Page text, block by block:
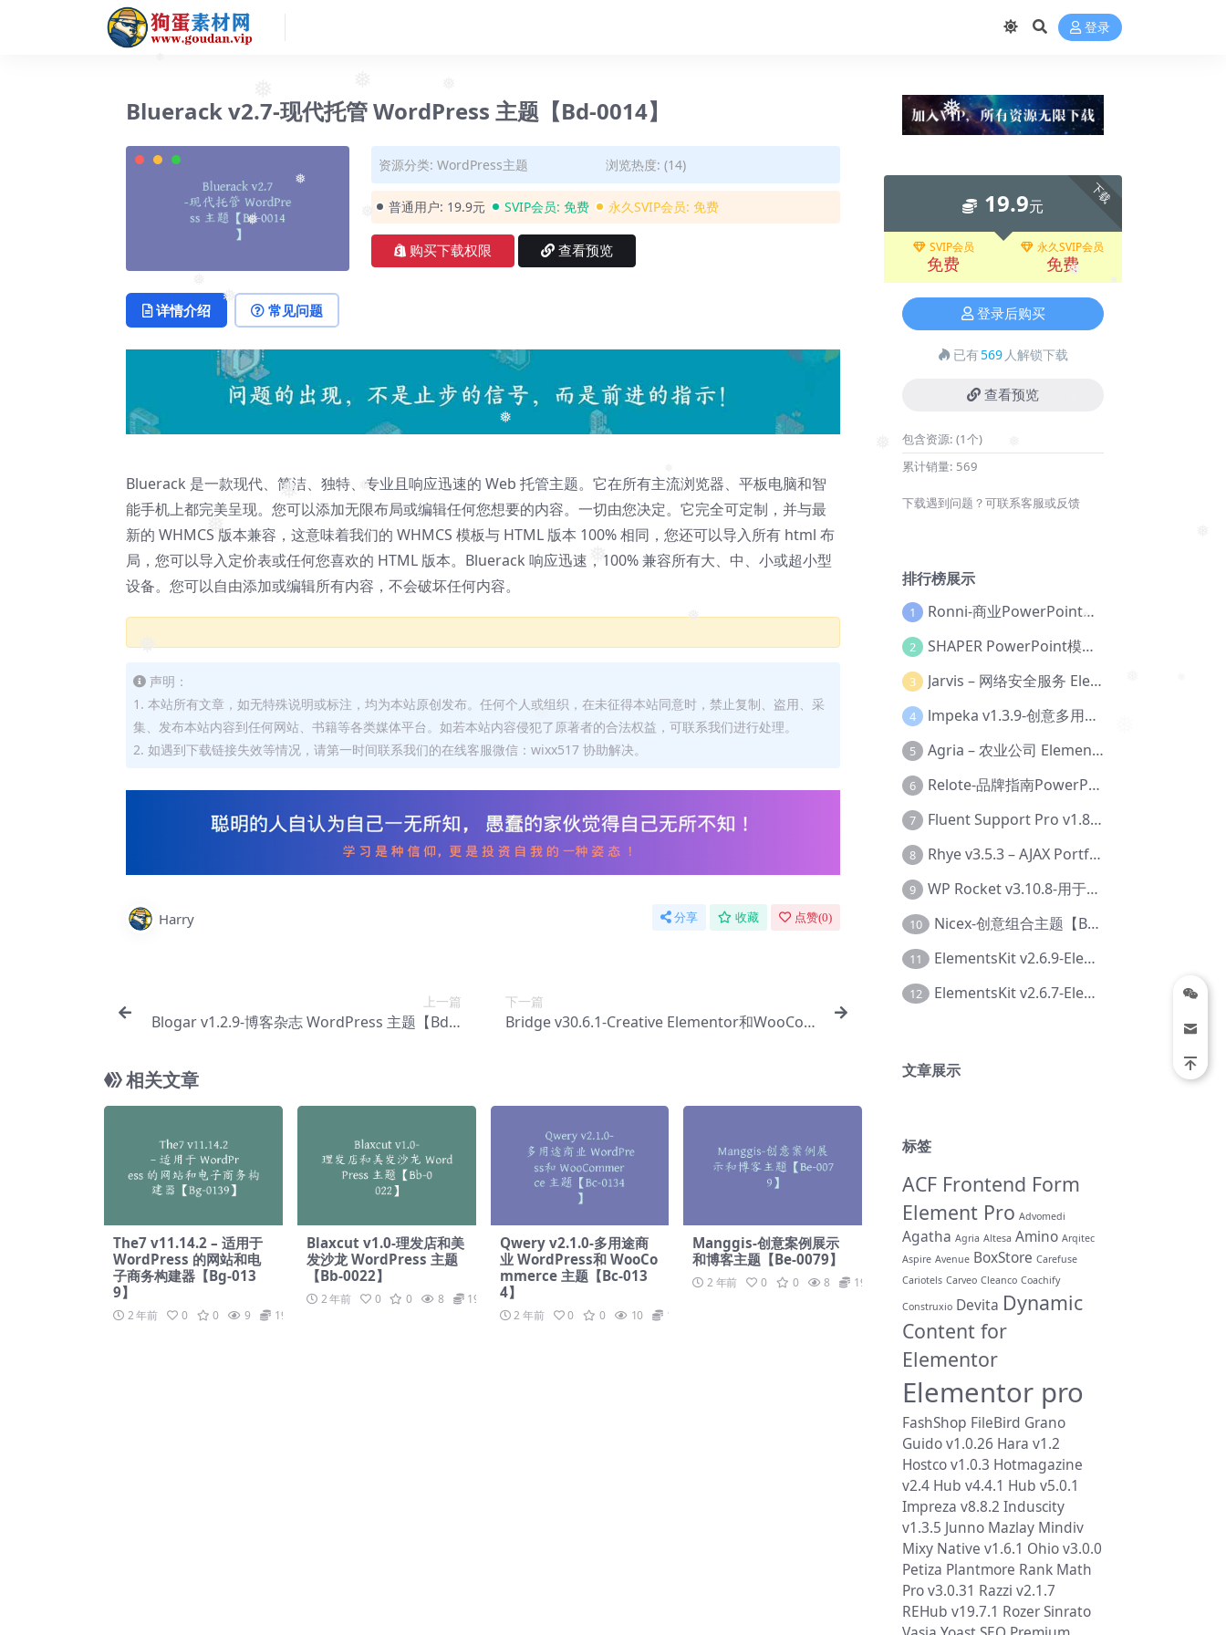
❅
❅ ❅
❅
❅
❅
❅
❅
❅
❅
❅
❅
❅
❅
❅
❅ ❅
❅
登录
Bluerack v2.7-现代托管 WordPress 主题【Bd-0014】
资源分类: WordPress主题 浏览热度: (14)
普通用户: 19.9元 SVIP会员: 免费 永久SVIP会员: 免费
购买下载权限 查看预览
详情介绍 常见问题
Bluerack 是一款现代、简洁、独特、专业且响应迅速的 Web 托管主题。它在所有主流浏览器、平板电脑和智
能手机上都完美呈现。您可以添加无限布局或编辑任何您想要的内容。一切由您决定。它完全可定制，并与最
新的 WHMCS 版本兼容，这意味着我们的 WHMCS 模板与 HTML 版本 100% 相同，您还可以导入所有 html 布
局，您可以导入定价表或任何您喜欢的 HTML 版本。Bluerack 响应迅速，100% 兼容所有大、中、小或超小型
设备。您可以自由添加或编辑所有内容，不会破坏任何内容。
声明：
1. 本站所有文章，如无特殊说明或标注，均为本站原创发布。任何个人或组织，在未征得本站同意时，禁止复制、盗用、采
集、发布本站内容到任何网站、书籍等各类媒体平台。如若本站内容侵犯了原著者的合法权益，可联系我们进行处理。
2. 如遇到下载链接失效等情况，请第一时间联系我们的在线客服微信：wixx517 协助解决。
Harry 分享 收藏 点赞(0)
上一篇
Blogar v1.2.9-博客杂志 WordPress 主题【Bd-0
下一篇
Bridge v30.6.1-Creative Elementor和WooCom
相关文章
The7 v11.14.2 – 适用于
WordPress 的网站和电
子商务构建器【Bg-013
9】
2 年前 0 0 9 19.9
Blaxcut v1.0-理发店和美
发沙龙 WordPress 主题
【Bb-0022】
2 年前 0 0 8 19.9
Qwery v2.1.0-多用途商
业 WordPress和 WooCo
mmerce 主题【Bc-013
4】
2 年前 0 0 10 19.9
Manggis-创意案例展示
和博客主题【Be-0079】
2 年前 0 0 8 19.9
下载
19.9元
SVIP会员
免费
永久SVIP会员
免费
登录后购买
已有569 人解锁下载
查看预览
包含资源: (1个)
累计销量: 569
下载遇到问题？可联系客服或反馈
排行榜展示
1 Ronni-商业PowerPoint模板【Dc-0077】
2 SHAPER PowerPoint模板【Dc-0184】
3 Jarvis – 网络安全服务 Elementor 模板套件【Aa-0035】
4 lmpeka v1.3.9-创意多用途 WordPress 主题【Be-0064】
5 Agria – 农业公司 Elementor Pro 模板套件【Aa-0003】
6 Relote-品牌指南PowerPoint模板【Dc-0076】
7 Fluent Support Pro v1.8.1 – WordPress 支持票务系统【Cc-0041】
8 Rhye v3.5.3 – AJAX Portfolio WordPress 主题【Bi-0049】
9 WP Rocket v3.10.8-用于wordpress速度优化的缓存加速插件【Cd-0019】
10 Nicex-创意组合主题【Be-0092】
11 ElementsKit v2.6.9-Elementor插件【Ab-0161】
12 ElementsKit v2.6.7-Elementor插件【Ab-0162】
文章展示
标签
ACF Frontend Form
Element Pro Advomedi
Agatha Agria Altesa Amino Arqitec
Aspire Avenue BoxStore Carefuse
Cariotels Carveo Cleanco Coachify
Construxio Devita Dynamic
Content for
Elementor
Elementor pro
FashShop FileBird Grano
Guido v1.0.26 Hara v1.2
Hostco v1.0.3 Hotmagazine
v2.4 Hub v4.4.1 Hub v5.0.1
Impreza v8.8.2 Induscity
v1.3.5 Junno Mazlay Mindiv
Mixy Native v1.6.1 Ohio v3.0.0
Petiza Plantmore Rank Math
Pro v3.0.31 Razzi v2.1.7
REHub v19.7.1 RozerSinrato